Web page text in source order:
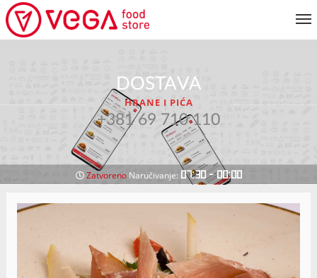
KORISNIČKI SERVISDOSTAVA
HRANE I PIĆA
+381 69 710 110
Zatvoreno Naručivanje: 07:30 - 00:00
VRATI SE NA JELOVNIK